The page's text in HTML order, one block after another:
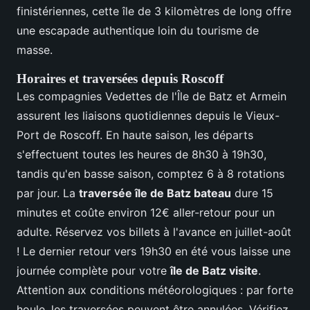
finistériennes, cette île de 3 kilomètres de long offre
une escapade authentique loin du tourisme de
masse.
Horaires et traversées depuis Roscoff
Les compagnies Vedettes de l'Île de Batz et Armein
assurent les liaisons quotidiennes depuis le Vieux-
Port de Roscoff. En haute saison, les départs
s'effectuent toutes les heures de 8h30 à 19h30,
tandis qu'en basse saison, comptez 6 à 8 rotations
par jour. La traversée île de Batz bateau dure 15
minutes et coûte environ 12€ aller-retour pour un
adulte. Réservez vos billets à l'avance en juillet-août
! Le dernier retour vers 19h30 en été vous laisse une
journée complète pour votreîle de Batz visite.
Attention aux conditions météorologiques : par forte